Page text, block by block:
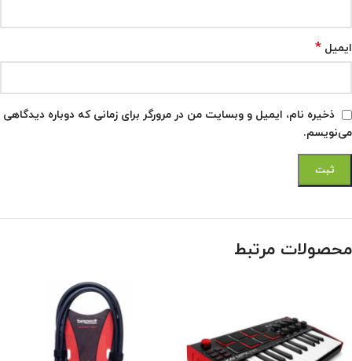
ایمیل *
ذخیره نام، ایمیل و وبسایت من در مرورگر برای زمانی که دوباره دیدگاهی
می‌نویسم.
محصولات مرتبط